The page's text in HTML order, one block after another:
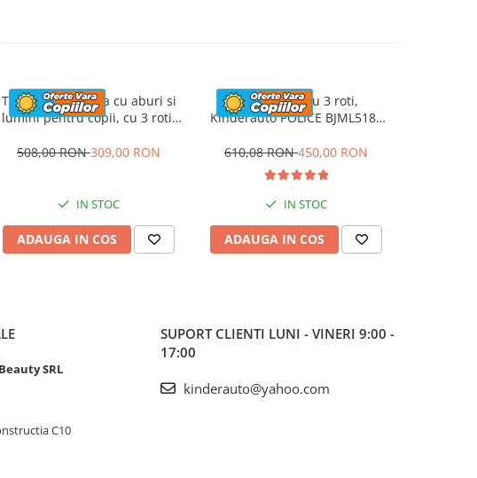
Trotineta electrica cu aburi si
lumini pentru copii, cu 3 roti,
30W, 6V 4.5Ah, roz
508,00 RON309,00 RON
IN STOC
ADAUGA IN COS
Motocicleta cu 3 roti,
Kinderauto POLICE BJML5188
culoare alba
610,08 RON450,00 RON
IN STOC
ADAUGA IN COS
SRL
C10
SUPORT CLIENTI LUNI - VINERI 9:00 -
17:00
kinderauto@yahoo.com